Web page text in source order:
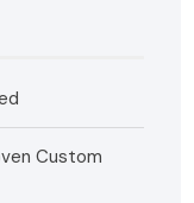
Custom